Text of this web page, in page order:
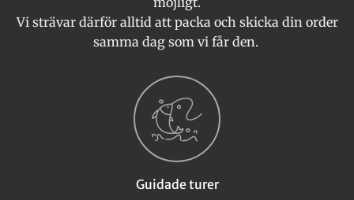
Vi strävar därför alltid att packa och skicka din order
samma dag som vi får den.
Guidade turer